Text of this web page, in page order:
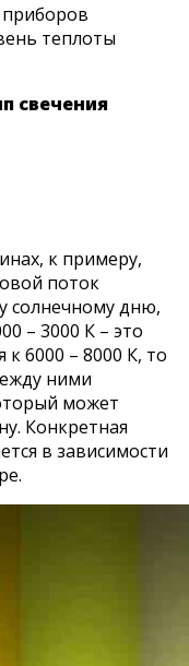
теплоты
свечения
к примеру,
поток
солнечному дню,
– 3000 К – это
к 6000 – 8000 К, то
ними
может
Конкретная
в зависимости